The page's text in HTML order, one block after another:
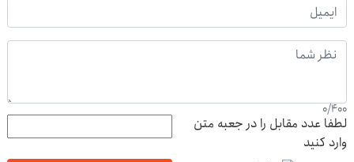
0/400
لطفا عدد مقابل را در جعبه متن
وارد کنید